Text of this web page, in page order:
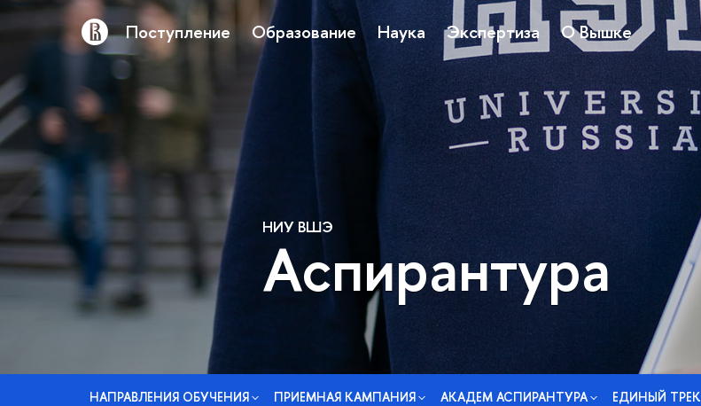
Поступление Образование Наука Экспертиза О Вышке
НИУ ВШЭ
Аспирантура
НАПРАВЛЕНИЯ ОБУЧЕНИЯ ПРИЕМНАЯ КАМПАНИЯ АКАДЕМ АСПИРАНТУРА ЕДИНЫЙ ТРЕК